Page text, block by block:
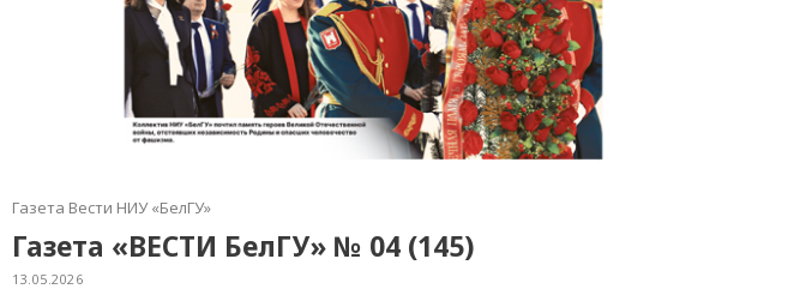
Газета Вести НИУ «БелГУ»
Газета «ВЕСТИ БелГУ» № 04 (145)
13.05.2026